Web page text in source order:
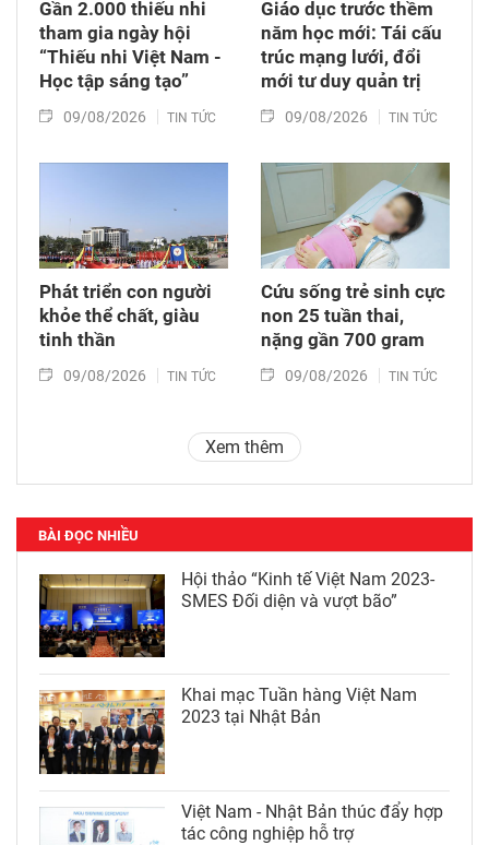
Gần 2.000 thiếu nhi
tham gia ngày hội
“Thiếu nhi Việt Nam -
Học tập sáng tạo”
09/08/2026 TIN TỨC
Giáo dục trước thềm
năm học mới: Tái cấu
trúc mạng lưới, đổi
mới tư duy quản trị
09/08/2026 TIN TỨC
Phát triển con người
khỏe thể chất, giàu
tinh thần
09/08/2026 TIN TỨC
Cứu sống trẻ sinh cực
non 25 tuần thai,
nặng gần 700 gram
09/08/2026 TIN TỨC
Xem thêm
BÀI ĐỌC NHIỀU
Hội thảo “Kinh tế Việt Nam 2023-
SMES Đối diện và vượt bão”
Khai mạc Tuần hàng Việt Nam
2023 tại Nhật Bản
Việt Nam - Nhật Bản thúc đẩy hợp
tác công nghiệp hỗ trợ